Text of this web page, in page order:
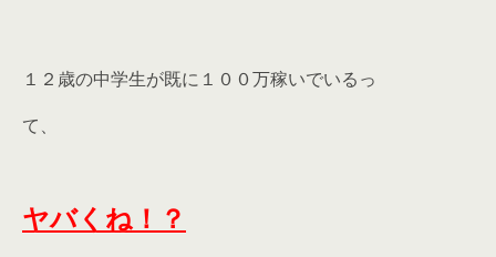
１２歳の中学生が既に１００万稼いでいるっ
て、
ヤバくね！？